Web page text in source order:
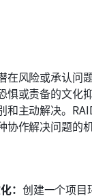
在风险或承认问
或责备的文化
和主动解决。
作解决问题的机
： 创建一个项目